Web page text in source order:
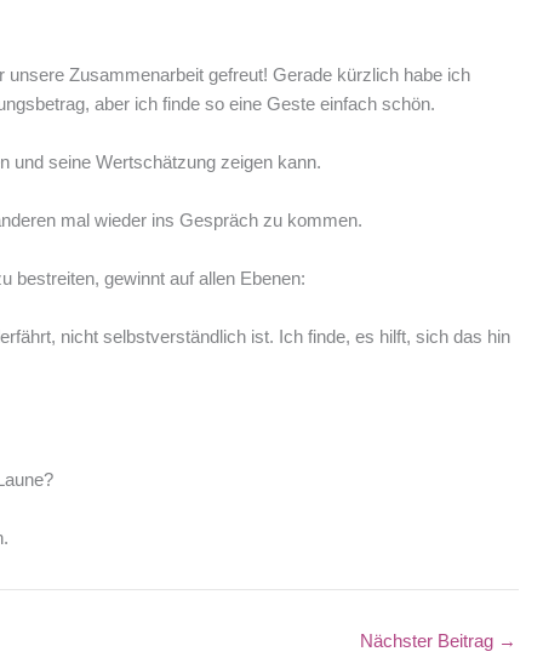
Zusammenarbeit gefreut! Gerade kürzlich habe ich
aber ich finde so eine Geste einfach schön.
und seine Wertschätzung zeigen kann.
mal wieder ins Gespräch zu kommen.
bestreiten, gewinnt auf allen Ebenen:
nicht selbstverständlich ist. Ich finde, es hilft, sich das hin
Nächster Beitrag →